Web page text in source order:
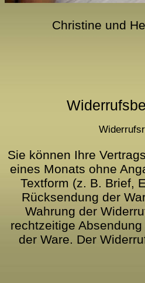
Christine und
Sie können Ihre
eines Monats ohne
Textform (z. B. Brief,
Rücksendung der
Wahrung der
rechtzeitige
der Ware. Der